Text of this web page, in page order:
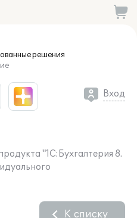
решения
Вход
"1С:Бухгалтерия 8.
К списку